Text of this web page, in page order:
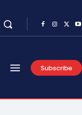
Subscribe